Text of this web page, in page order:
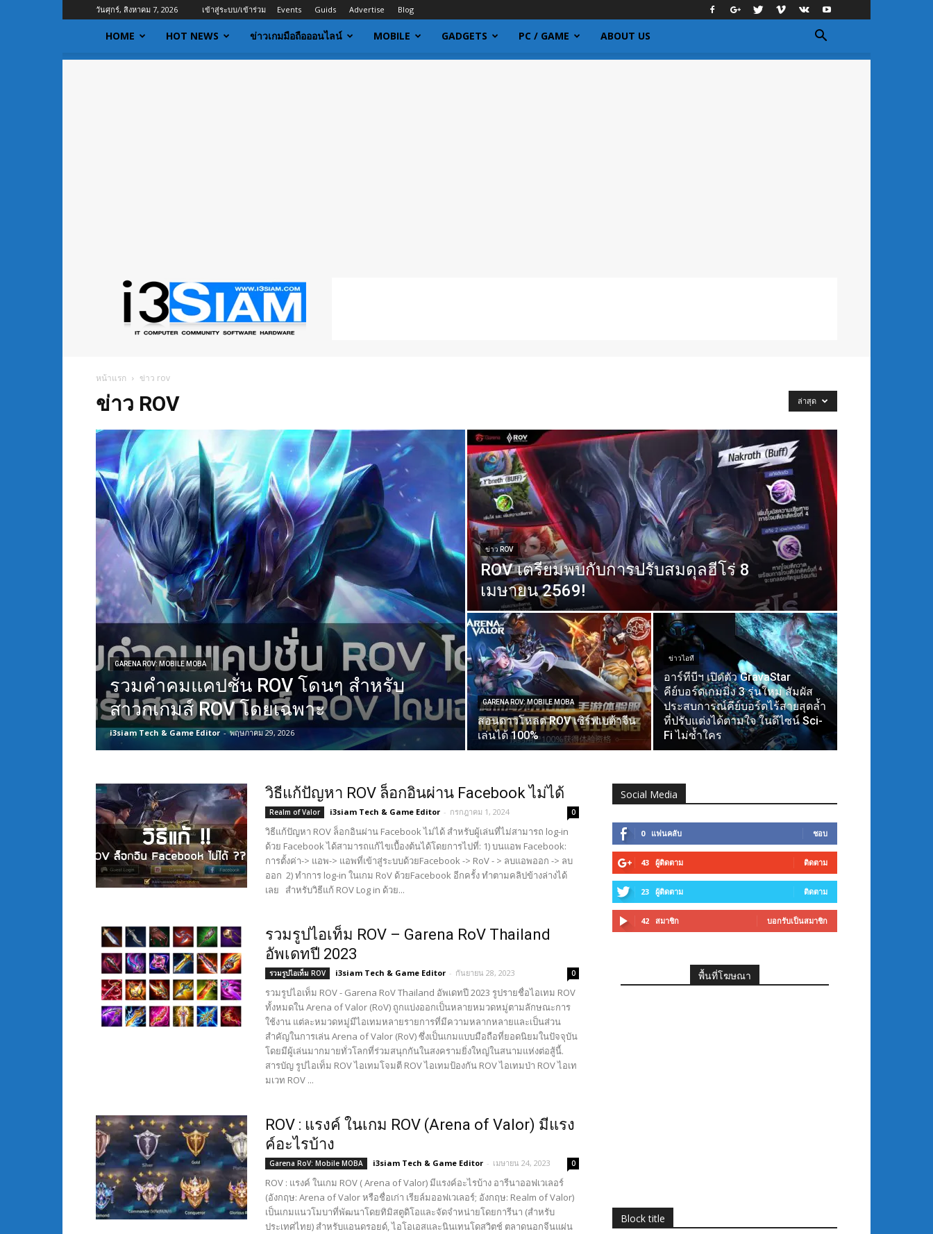
วันศุกร์, สิงหาคม 7, 2026 เข้าสู่ระบบ/เข้าร่วม Events Guids Advertise Blog
HOME HOT NEWS ข่าวเกมมือถือออนไลน์ MOBILE GADGETS PC / GAME ABOUT US
I3siam
ข่าว
ไอที
ข่าวสาร
กับ
ข่าว
เทคโนโลยี
หน้าแรก ข่าว rov
ข่าว ROV ล่าสุด
GARENA ROV: MOBILE MOBA
รวมคำคมแคปชั่น ROV โดนๆ สำหรับ
สาวกเกมส์ ROV โดยเฉพาะ
i3siam Tech & Game Editor - พฤษภาคม 29, 2026
ข่าว ROV
ROV เตรียมพบกับการปรับสมดุลฮีโร่ 8
เมษายน 2569!
GARENA ROV: MOBILE MOBA
สอนดาวโหลด ROV เซิร์ฟเบต้าจีน
เล่นได้ 100%
ข่าวไอที
อาร์ทีบีฯ เปิดตัว GravaStar
คีย์บอร์ดเกมมิ่ง 3 รุ่นใหม่ สัมผัส
ประสบการณ์คีย์บอร์ดไร้สายสุดล้ำ
ที่ปรับแต่งได้ตามใจ ในดีไซน์ Sci-
Fi ไม่ซ้ำใคร
วิธีแก้ปัญหา ROV ล็อกอินผ่าน Facebook ไม่ได้
Realm of Valor i3siam Tech & Game Editor - กรกฎาคม 1, 2024 0
วิธีแก้ปัญหา ROV ล็อกอินผ่าน Facebook ไม่ได้ สำหรับผู้เล่นที่ไม่สามารถ​ log-in
ด้วย​ Facebook​ ได้สามารถแก้ไขเบื้องต้นได้โดยการไปที่​: 1) บนแอพ​ Facebook:
การตั้งค่า-> แอพ​-> แอพที่เข้าสู่ระบบด้วย​Facebook​ -​> RoV​ - > ลบแอพออก​ -​> ลบ
ออก 2) ทำการ​ log-in ในเกม​ RoV​ ด้วย​Facebook​ อีกครั้ง ทำตามคลิปข้างล่างได้
เลย สำหรับวิธีแก้ ROV Log in ด้วย​...
รวมรูปไอเท็ม ROV – Garena RoV Thailand
อัพเดทปี 2023
รวมรูปไอเท็ม ROV i3siam Tech & Game Editor - กันยายน 28, 2023 0
รวมรูปไอเท็ม ROV - Garena RoV Thailand อัพเดทปี 2023 รูปรายชื่อไอเทม ROV
ทั้งหมดใน Arena of Valor (RoV) ถูกแบ่งออกเป็นหลายหมวดหมู่ตามลักษณะการ
ใช้งาน แต่ละหมวดหมู่มีไอเทมหลายรายการที่มีความหลากหลายและเป็นส่วน
สำคัญในการเล่น Arena of Valor (RoV) ซึ่งเป็นเกมแบบมือถือที่ยอดนิยมในปัจจุบัน
โดยมีผู้เล่นมากมายทั่วโลกที่ร่วมสนุกกันในสงครามยิ่งใหญ่ในสนามแห่งต่อสู้นี้.
สารบัญ รูปไอเท็ม ROV ไอเทมโจมตี ROV ไอเทมป้องกัน ROV ไอเทมป่า ROV ไอเท
มเวท ROV ...
ROV : แรงค์ ในเกม ROV (Arena of Valor) มีแรง
ค์อะไรบ้าง
Garena RoV: Mobile MOBA i3siam Tech & Game Editor - เมษายน 24, 2023 0
ROV : แรงค์ ในเกม ROV ( Arena of Valor) มีแรงค์อะไรบ้าง อารีนาออฟเวเลอร์
(อังกฤษ: Arena of Valor หรือชื่อเก่า เรียล์มออฟเวเลอร์; อังกฤษ: Realm of Valor)
เป็นเกมแนวโมบาที่พัฒนาโดยทิมิสตูดิโอและจัดจำหน่ายโดยการีนา (สำหรับ
ประเทศไทย) สำหรับแอนดรอยด์, ไอโอเอสและนินเทนโดสวิตช์ ตลาดนอกจีนแผ่น
Social Media
0 แฟนคลับ ชอบ
43 ผู้ติดตาม ติดตาม
23 ผู้ติดตาม ติดตาม
42 สมาชิก บอกรับเป็นสมาชิก
พื้นที่โฆษณา
Block title